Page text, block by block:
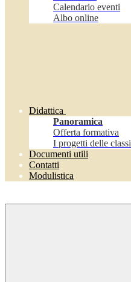
Calendario eventi
Albo online
Didattica
Panoramica
Offerta formativa
I progetti delle classi
Documenti utili
Contatti
Modulistica